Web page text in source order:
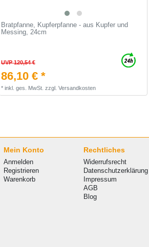
Bratpfanne, Kupferpfanne - aus Kupfer und
Messing, 24cm
UVP 120,54 €
86,10 € *
* inkl. ges. MwSt. zzgl. Versandkosten
Mein Konto
Anmelden
Registrieren
Warenkorb
Rechtliches
Widerrufsrecht
Datenschutzerklärung
Impressum
AGB
Blog